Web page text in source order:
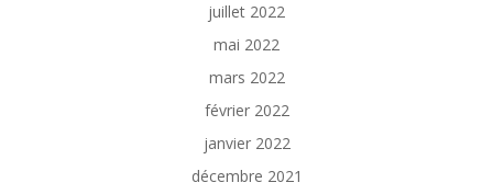
juillet 2022
mai 2022
mars 2022
février 2022
janvier 2022
décembre 2021